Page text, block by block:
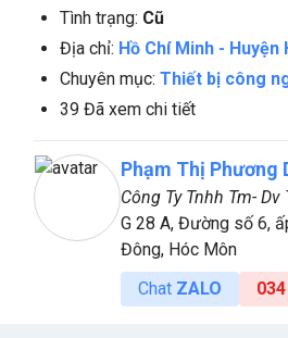
Tình trạng: Cũ
Địa chỉ: Hồ Chí Minh - Huyện
Chuyên mục: Thiết bị công
39 Đã xem chi tiết
Phạm Thị Phương
Công Ty Tnhh Tm-
G 28 A, Đường số 6,
Đông, Hóc Môn
Chat ZALO